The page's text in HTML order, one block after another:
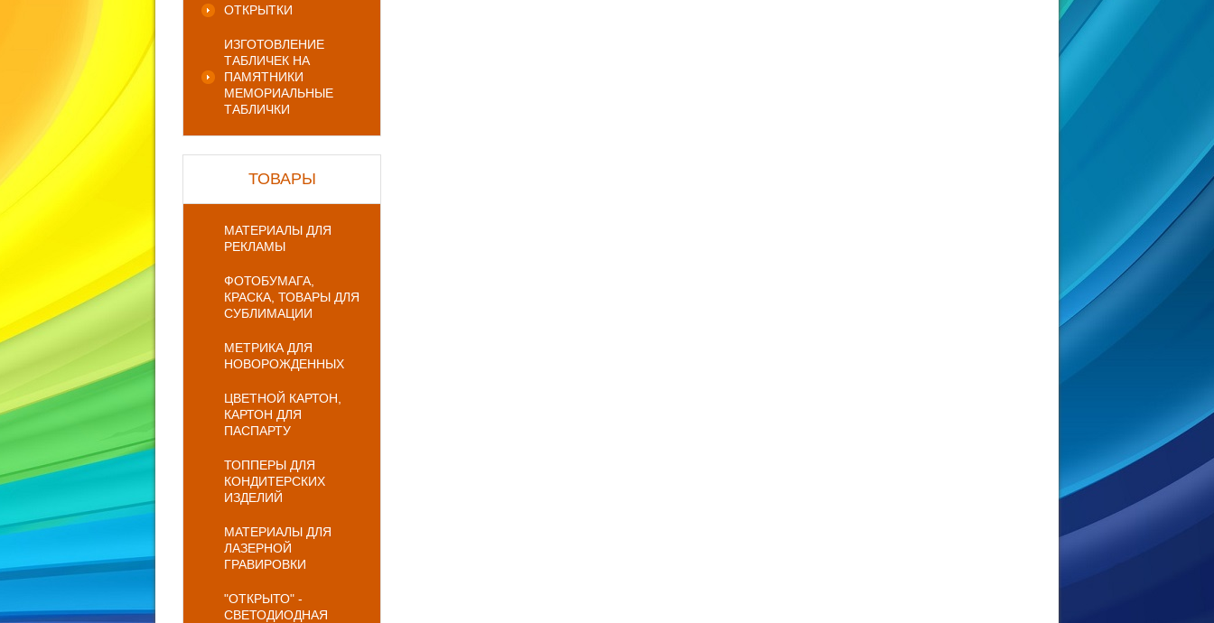
ОТКРЫТКИ
ИЗГОТОВЛЕНИЕ
ТАБЛИЧЕК НА
ПАМЯТНИКИ
МЕМОРИАЛЬНЫЕ
ТАБЛИЧКИ
ТОВАРЫ
МАТЕРИАЛЫ ДЛЯ
РЕКЛАМЫ
ФОТОБУМАГА,
КРАСКА, ТОВАРЫ ДЛЯ
СУБЛИМАЦИИ
МЕТРИКА ДЛЯ
НОВОРОЖДЕННЫХ
ЦВЕТНОЙ КАРТОН,
КАРТОН ДЛЯ
ПАСПАРТУ
ТОППЕРЫ ДЛЯ
КОНДИТЕРСКИХ
ИЗДЕЛИЙ
МАТЕРИАЛЫ ДЛЯ
ЛАЗЕРНОЙ
ГРАВИРОВКИ
"ОТКРЫТО" -
СВЕТОДИОДНАЯ